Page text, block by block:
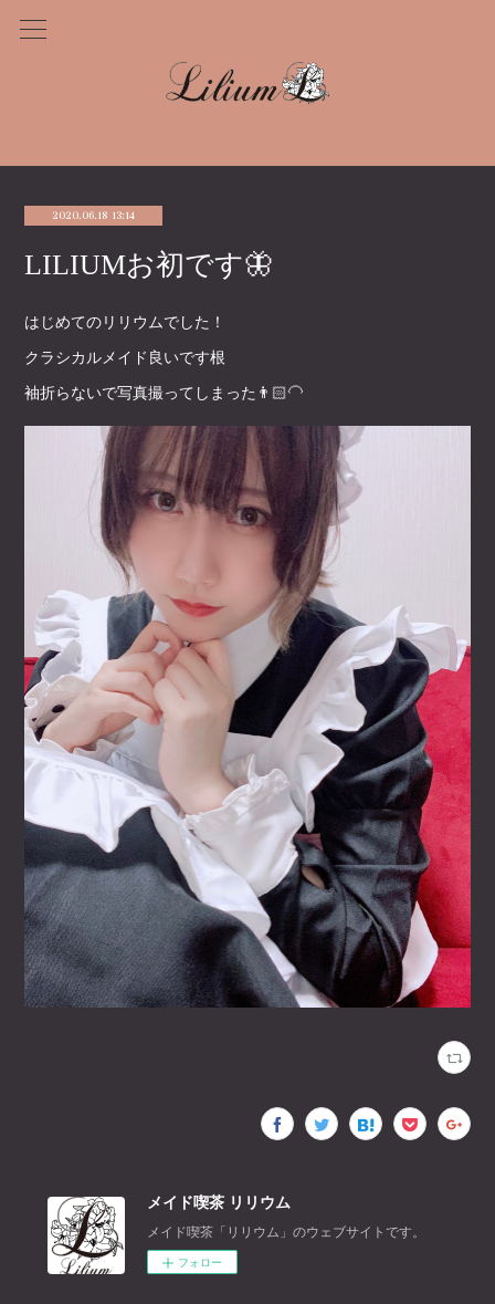
2020.06.18 13:14
LILIUMお初です🦋
はじめてのリリウムでした！
クラシカルメイド良いです根
袖折らないで写真撮ってしまった👨🏻‍🦲
メイド喫茶 リリウム
メイド喫茶「リリウム」のウェブサイトです。
フォロー